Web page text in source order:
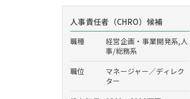
人事責任者（CHRO）候補
職種
経営企画・事業開発系,人
事/総務系
職位
マネージャー／ディレク
ター